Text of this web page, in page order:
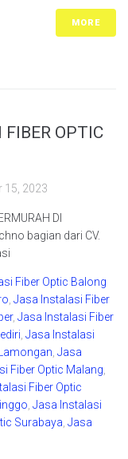
MORE
OPTIC
15, 2023
DI
bagian dari CV.
Fiber Optic Balong
Jasa Instalasi Fiber
, Jasa Instalasi Fiber
Jasa Instalasi
Jasa
Fiber Optic Malang
Fiber Optic
Jasa Instalasi
Surabaya Jasa